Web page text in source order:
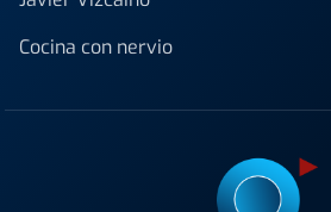
Cocina con nervio